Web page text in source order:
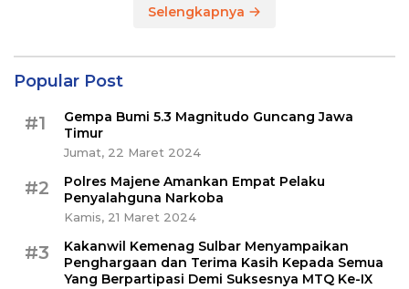
Selengkapnya
Popular Post
#1
Gempa Bumi 5.3 Magnitudo Guncang Jawa
Timur
Jumat, 22 Maret 2024
#2
Polres Majene Amankan Empat Pelaku
Penyalahguna Narkoba
Kamis, 21 Maret 2024
#3
Kakanwil Kemenag Sulbar Menyampaikan
Penghargaan dan Terima Kasih Kepada Semua
Yang Berpartipasi Demi Suksesnya MTQ Ke-IX